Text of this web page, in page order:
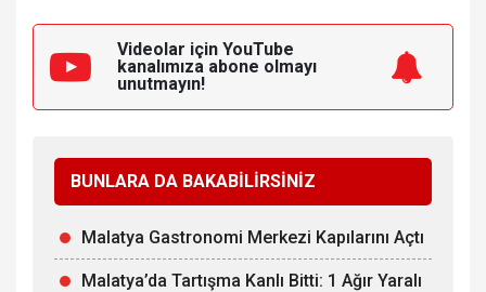
Videolar için YouTube
kanalımıza abone olmayı
unutmayın!
BUNLARA DA BAKABİLİRSİNİZ
Malatya Gastronomi Merkezi Kapılarını Açtı
Malatya’da Tartışma Kanlı Bitti: 1 Ağır Yaralı